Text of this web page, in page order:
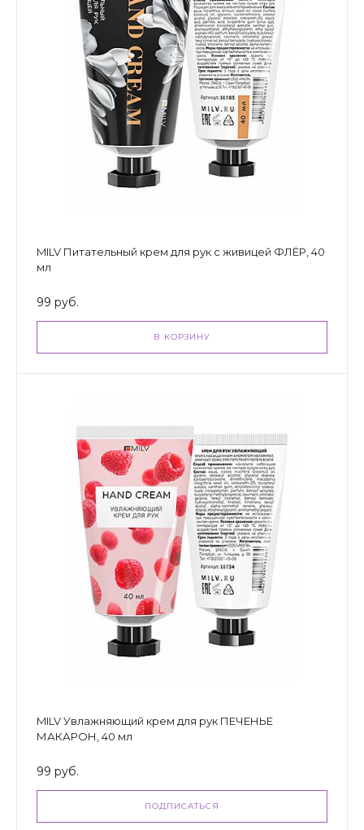
MILV Питательный крем для рук с живицей ФЛЁР, 40
мл
99 руб.
В КОРЗИНУ
MILV Увлажняющий крем для рук ПЕЧЕНЬЕ
МАКАРОН, 40 мл
99 руб.
ПОДПИСАТЬСЯ